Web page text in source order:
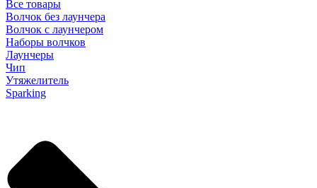
Все товары
Волчок без лаунчера
Волчок с лаунчером
Наборы волчков
Лаунчеры
Чип
Утяжелитель
Sparking